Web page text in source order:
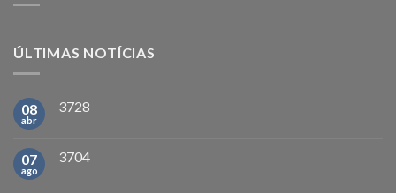
ÚLTIMAS NOTÍCIAS
08
abr
3728
07
ago
3704